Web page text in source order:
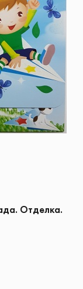
Отделка.